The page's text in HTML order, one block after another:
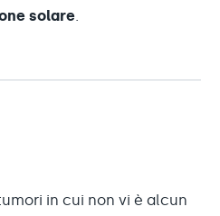
solare.
in cui non vi è alcun